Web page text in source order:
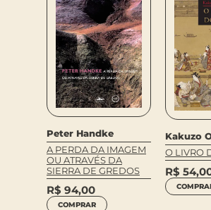
Peter Handke
A PERDA DA IMAGEM
OU ATRAVÉS DA
SIERRA DE GREDOS
R$ 94,00
COMPRAR
Kakuzo
O LIVRO
R$